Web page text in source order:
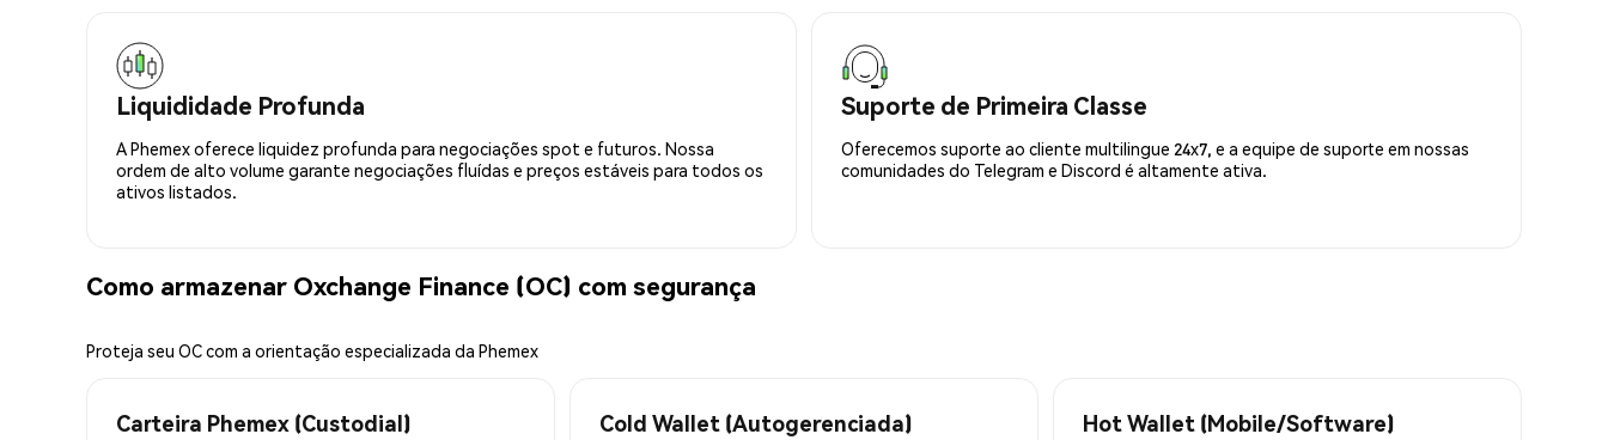
Liquididade Profunda
A Phemex oferece liquidez profunda para negociações spot e futuros. Nossa
ordem de alto volume garante negociações fluídas e preços estáveis para todos os
ativos listados.
Suporte de Primeira Classe
Oferecemos suporte ao cliente multilingue 24x7, e a equipe de suporte em nossas
comunidades do Telegram e Discord é altamente ativa.
Como armazenar Oxchange Finance (OC) com segurança
Proteja seu OC com a orientação especializada da Phemex
Carteira Phemex (Custodial) Cold Wallet (Autogerenciada) Hot Wallet (Mobile/Software)